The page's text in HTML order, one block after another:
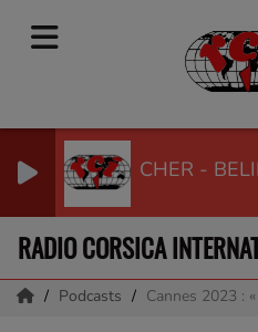
CHER -
RADIO CORSICA
Podcasts Cannes 2023 : « Le Retour », de